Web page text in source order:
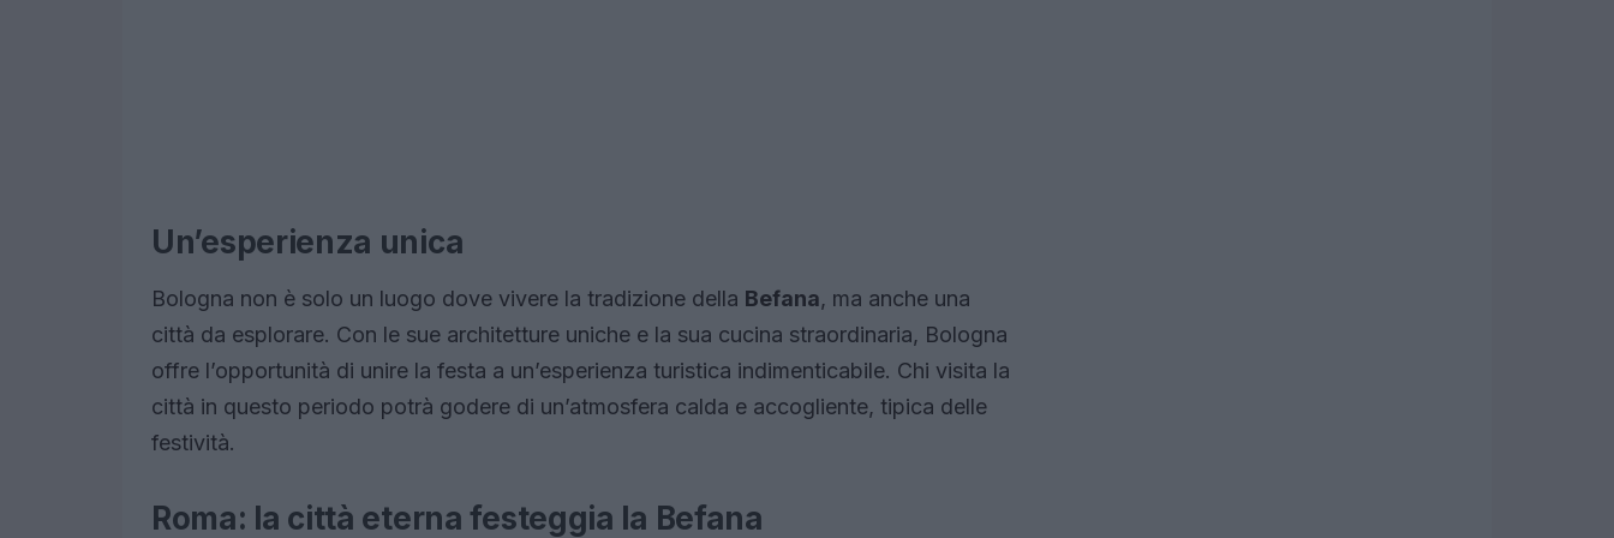
Un’esperienza unica
Bologna non è solo un luogo dove vivere la tradizione della Befana, ma anche una
città da esplorare. Con le sue architetture uniche e la sua cucina straordinaria, Bologna
offre l’opportunità di unire la festa a un’esperienza turistica indimenticabile. Chi visita la
città in questo periodo potrà godere di un’atmosfera calda e accogliente, tipica delle
festività.
Roma: la città eterna festeggia la Befana